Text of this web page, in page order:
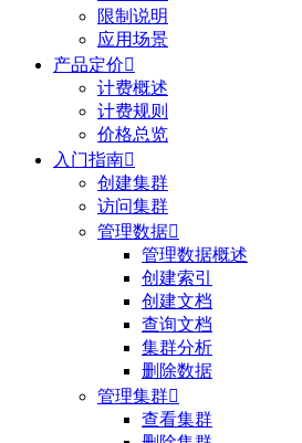
限制说明
应用场景
产品定价
计费概述
计费规则
价格总览
入门指南
创建集群
访问集群
管理数据
管理数据概述
创建索引
创建文档
查询文档
集群分析
删除数据
管理集群
查看集群